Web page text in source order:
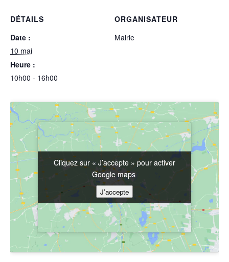
DÉTAILS
Date :
10 mai
Heure :
10h00 - 16h00
ORGANISATEUR
Mairie
Cliquez sur « J’accepte » pour activer
Google maps
J’accepte
Cliquez sur « J’accepte » pour activer
Google maps
J’accepte